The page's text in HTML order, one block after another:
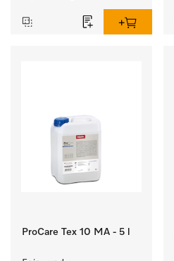
ProCare Tex 10 MA - 5 l